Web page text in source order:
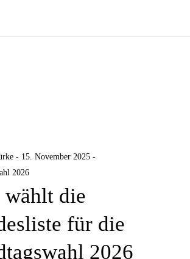
15. November 2025
2026
wählt die
für die
2026